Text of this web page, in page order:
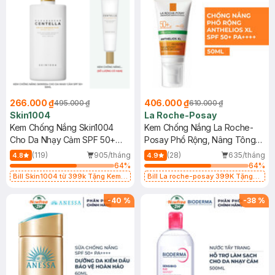
266.000 ₫495.000 ₫
Skin1004
Kem Chống Nắng Skin1004
Cho Da Nhạy Cảm SPF 50+
50ml
4.8 (119)
905/tháng
64%
Bill Skin1004 từ 399k Tặng Kem
SPF 50+ 20ml (SL Có Hạn)
406.000 ₫610.000 ₫
La Roche-Posay
Kem Chống Nắng La Roche-
Posay Phổ Rộng, Nâng Tông
Kiềm Dầu 50ml
4.9 (28)
635/tháng
64%
Bill La roche-posay 399K Tặng
(SL có hạn)
-40 % -38 %